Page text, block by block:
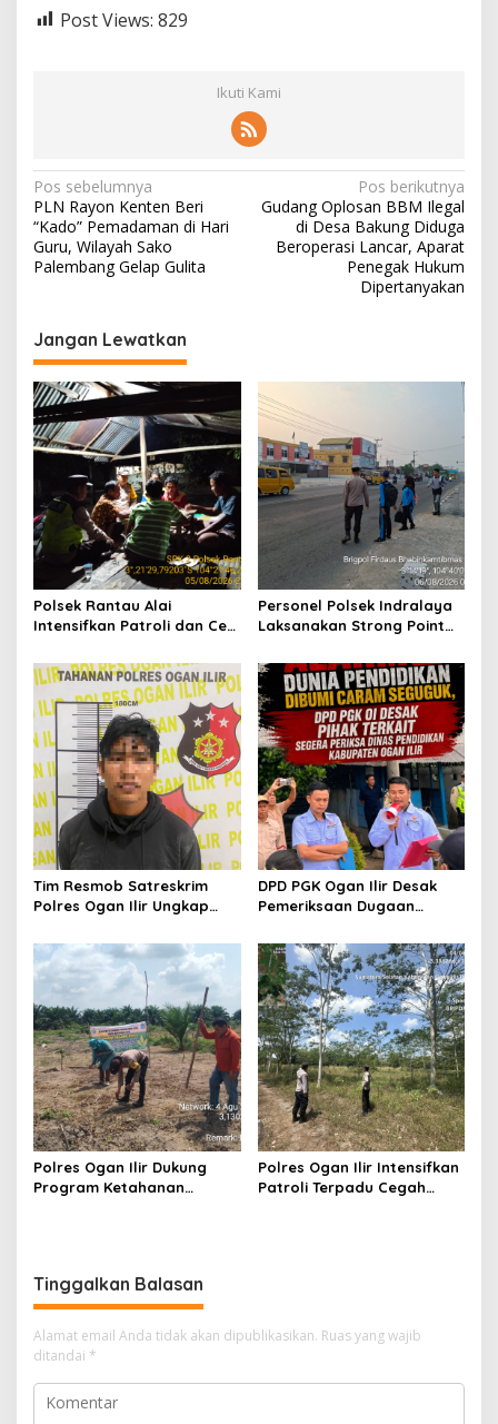
Post Views: 829
Ikuti Kami
N
a
v
a
s
i
p
o
s
Pos sebelumnya
PLN Rayon Kenten Beri
“Kado” Pemadaman di Hari
Guru, Wilayah Sako
Palembang Gelap Gulita
Pos berikutnya
Gudang Oplosan BBM Ilegal
di Desa Bakung Diduga
Beroperasi Lancar, Aparat
Penegak Hukum
Dipertanyakan
Jangan Lewatkan
Polsek Rantau Alai
Intensifkan Patroli dan Cek
Sinergi Jaga Kamtibmas
Personel Polsek Indralaya
Laksanakan Strong Point
Lalu Lintas Saat Jam
Masuk Sekolah
Tim Resmob Satreskrim
Polres Ogan Ilir Ungkap
dengan Pemberatan, Satu
Terduga Pelaku Diamankan
DPD PGK Ogan Ilir Desak
Pemeriksaan Dugaan
Sertifikasi Guru, Minta
Proses Berjalan
Transparan
Polres Ogan Ilir Dukung
Program Ketahanan
Polres Ogan Ilir Intensifkan
Patroli Terpadu Cegah
Tinggalkan Balasan
Alamat email Anda tidak akan dipublikasikan. Ruas yang wajib
ditandai *